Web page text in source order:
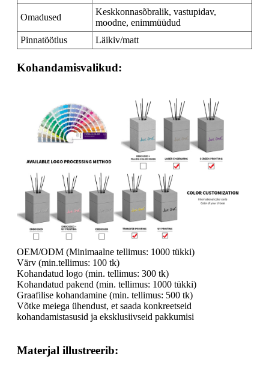
Omadused
Keskkonnasõbralik, vastupidav,
moodne, enimmüüdud
Pinnatöötlus
Läikiv/matt
Kohandamisvalikud:
OEM/ODM (Minimaalne tellimus: 1000 tükki)
Värv (min.tellimus: 100 tk)
Kohandatud logo (min. tellimus: 300 tk)
Kohandatud pakend (min. tellimus: 1000 tükki)
Graafilise kohandamine (min. tellimus: 500 tk)
Võtke meiega ühendust, et saada konkreetseid
kohandamistasusid ja eksklusiivseid pakkumisi
Materjal illustreerib: